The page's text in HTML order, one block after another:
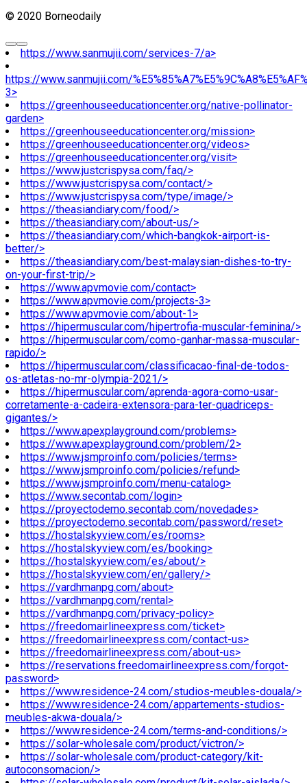
© 2020 Borneodaily
https://www.sanmujii.com/services-7/a>
https://www.sanmujii.com/
3>
https://greenhouseeducationcenter.org/native-pollinator-
garden>
https://greenhouseeducationcenter.org/mission>
https://greenhouseeducationcenter.org/videos>
https://greenhouseeducationcenter.org/visit>
https://www.justcrispysa.com/faq/>
https://www.justcrispysa.com/contact/>
https://www.justcrispysa.com/type/image/>
https://theasiandiary.com/food/>
https://theasiandiary.com/about-us/>
https://theasiandiary.com/which-bangkok-airport-is-
better/>
https://theasiandiary.com/best-malaysian-dishes-to-try-
on-your-first-trip/>
https://www.apvmovie.com/contact>
https://www.apvmovie.com/projects-3>
https://www.apvmovie.com/about-1>
https://hipermuscular.com/hipertrofia-muscular-feminina/>
https://hipermuscular.com/como-ganhar-massa-muscular-
rapido/>
https://hipermuscular.com/classificacao-final-de-todos-
os-atletas-no-mr-olympia-2021/>
https://hipermuscular.com/aprenda-agora-como-usar-
corretamente-a-cadeira-extensora-para-ter-quadriceps-
gigantes/>
https://www.apexplayground.com/problems>
https://www.apexplayground.com/problem/2>
https://www.jsmproinfo.com/policies/terms>
https://www.jsmproinfo.com/policies/refund>
https://www.jsmproinfo.com/menu-catalog>
https://www.secontab.com/login>
https://proyectodemo.secontab.com/novedades>
https://proyectodemo.secontab.com/password/reset>
https://hostalskyview.com/es/rooms>
https://hostalskyview.com/es/booking>
https://hostalskyview.com/es/about/>
https://hostalskyview.com/en/gallery/>
https://vardhmanpg.com/about>
https://vardhmanpg.com/rental>
https://vardhmanpg.com/privacy-policy>
https://freedomairlineexpress.com/ticket>
https://freedomairlineexpress.com/contact-us>
https://freedomairlineexpress.com/about-us>
https://reservations.freedomairlineexpress.com/forgot-
password>
https://www.residence-24.com/studios-meubles-douala/>
https://www.residence-24.com/appartements-studios-
meubles-akwa-douala/>
https://www.residence-24.com/terms-and-conditions/>
https://solar-wholesale.com/product/victron/>
https://solar-wholesale.com/product-category/kit-
autoconsomacion/>